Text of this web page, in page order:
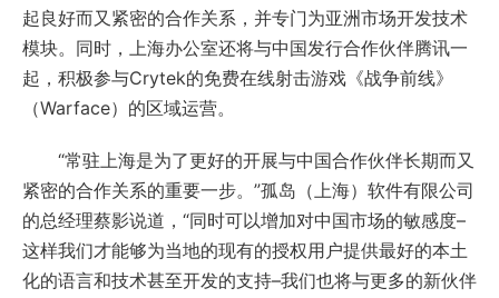
起良好而又紧密的合作关系，并专门为亚洲市场开发技术
模块。同时，上海办公室还将与中国发行合作伙伴腾讯一
起，积极参与Crytek的免费在线射击游戏《战争前线》
（Warface）的区域运营。
“常驻上海是为了更好的开展与中国合作伙伴长期而又
紧密的合作关系的重要一步。”孤岛（上海）软件有限公司
的总经理蔡影说道，“同时可以增加对中国市场的敏感度–
这样我们才能够为当地的现有的授权用户提供最好的本土
化的语言和技术甚至开发的支持–我们也将与更多的新伙伴